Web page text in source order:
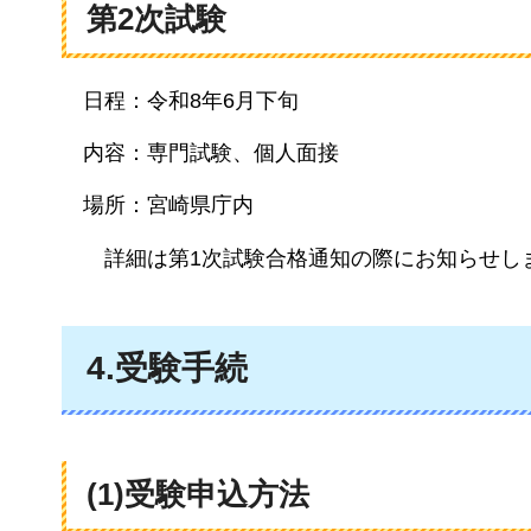
第2次試験
日程：令和8年6月下旬
内容：専門試験、個人面接
場所：宮崎県庁内
詳細は第1次試験合格通知の際にお知らせし
4.受験手続
(1)受験申込方法